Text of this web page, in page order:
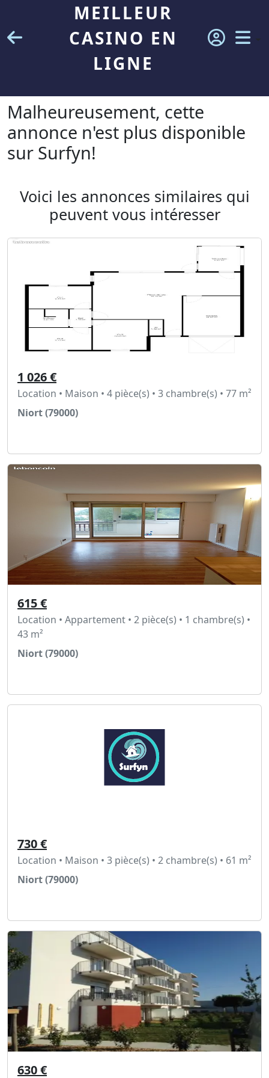
MEILLEUR
CASINO EN
LIGNE
Malheureusement, cette
annonce n'est plus disponible
sur Surfyn!
Voici les annonces similaires qui
peuvent vous intéresser
1 026 €
Location • Maison • 4 pièce(s) • 3 chambre(s) • 77 m²
Niort (79000)
615 €
Location • Appartement • 2 pièce(s) • 1 chambre(s) •
43 m²
Niort (79000)
730 €
Location • Maison • 3 pièce(s) • 2 chambre(s) • 61 m²
Niort (79000)
630 €